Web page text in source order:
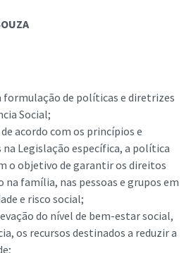
de políticas e diretrizes
Social;
acordo com os princípios e
Legislação específica, a política
o objetivo de garantir os direitos
família, nas pessoas e grupos em
e risco social;
do nível de bem-estar social,
os recursos destinados a reduzir a